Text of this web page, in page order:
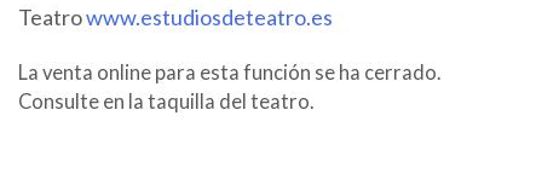
Teatrowww.estudiosdeteatro.es
La venta online para esta función se ha cerrado.
Consulte en la taquilla del teatro.